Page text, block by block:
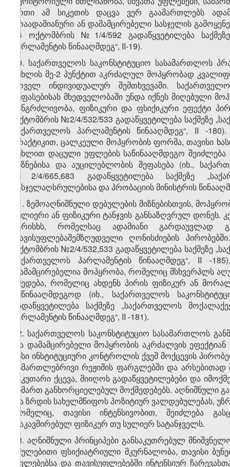
ერთი ამ სიკეთის დაცვა ვერ გაამართლებს
არაადამიანური ან დამამცირებელი სასჯელის
24 ოქტომბრის №1/4/592 გადაწყვეტილება
პარლამენტის წინააღმდეგ“, II-19).
10. საქართველოს საკონსტიტუციო სასამართლოს
მუხლის მე-2 პუნქტით აკრძალულ მოპყრობად
ყოველ ინდივიდუალურ შემთხვევაში.
შეფასებისას მხედველობაში უნდა იქნეს მიღებული
ხანგრძლივობა, ფიზიკური და ფსიქიკური ეფექტი
ოქტომბრის №2/4/532/533 გადაწყვეტილება საქმეზე
საქართველოს პარლამენტის წინააღმდეგ“, II -
პრაქტიკით, ცალკეული მოპყრობის ფორმა, თავისი
მუხლით დაცული უფლების საწინააღმდეგო
მიზნებისა და აუცილებლობის შეფასება (იხ.,
№2/4/665,683 გადაწყვეტილება საქმეზე
სასჯელაღსრულებისა და პრობაციის მინისტრის
11. ზემოაღნიშნული დებულების მიზნებისთვის,
სულიერი ან ფიზიკური ტანჯვის განსაზღვრულ დონეს.
ხარისხს, რომელსაც ადამიანი გარდაუვლად
თავისუფლებაშემზღუდველი ღონისძიების
ოქტომბრის №2/4/532,533 გადაწყვეტილება საქმეზე
საქართველოს პარლამენტის წინააღმდეგ“, II -
დამამცირებელია მოპყრობა, რომელიც მსხვერპლს
ქმედება, რომელიც ახდენს პირის ფიზიკურ ან
საწინააღმდეგოდ (იხ., საქართველოს
გადაწყვეტილება საქმეზე „საქართველოს
პარლამენტის წინააღმდეგ“, II -181).
12. საქართველოს საკონსტიტუციო სასამართლოს
და დამამცირებელი მოპყრობის აკრძალვის
მისი ინსტიტუციური კონტროლის ქვეშ მოქცევის
სამართლებრივი რეჟიმის ფარგლებში და
საკუთარი ქცევა, მიიღოს გადაწყვეტილებები და
მიმართ განხორციელებულ მოქმედებებს. აღნიშნული
და ზრდის სახელმწიფოს პოზიტიურ ვალდებულებას,
რომელიც, თავისი ინტენსივობით, შეიძლება
დაკავშირებულ ფიზიკურ თუ სულიერ სატანჯველს.
13. აღნიშნული პრინციპები განსაკუთრებულ
იძულებითი ფსიქიატრიული მკურნალობა, თავისი
უფლებებსა და თავისუფლებებში ინტენსიურ